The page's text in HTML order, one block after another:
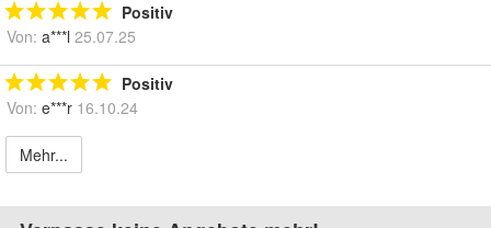
Positiv
Von: a***l 25.07.25
Positiv
Von: e***r 16.10.24
Mehr...